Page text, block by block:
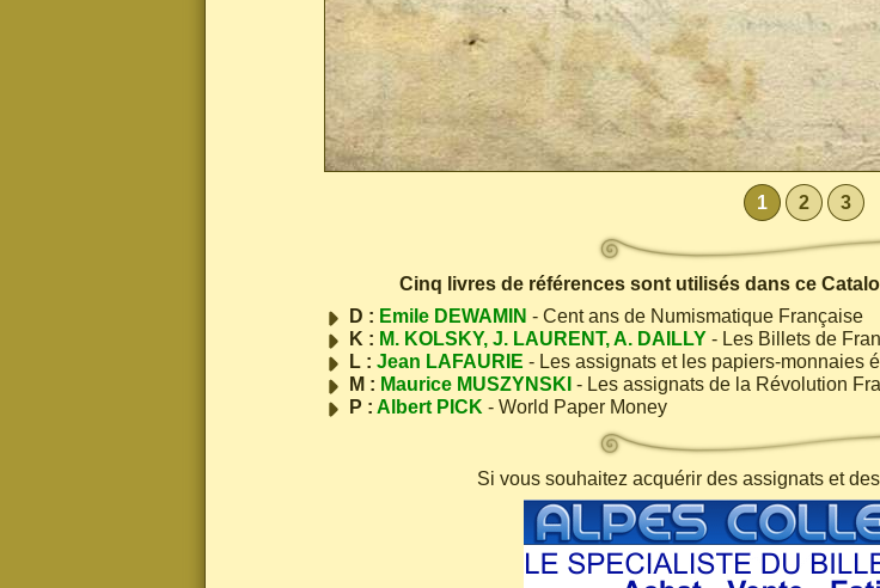
1 2 3
Cinq livres de références sont utilisés dans ce
D : Emile DEWAMIN - Cent ans de Numismatique Française
K : M. KOLSKY, J. LAURENT, A. DAILLY - Les Billets de
L : Jean LAFAURIE - Les assignats et les papiers-monnaies
M : Maurice MUSZYNSKI - Les assignats de la Révolution
P : Albert PICK - World Paper Money
Si vous souhaitez acquérir des assignats et